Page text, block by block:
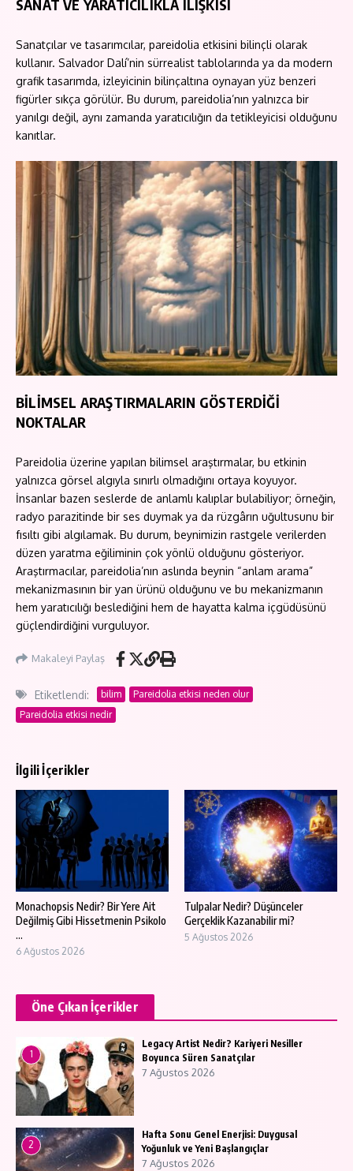
SANAT VE YARATICILIKLA İLİŞKİSİ
Sanatçılar ve tasarımcılar, pareidolia etkisini bilinçli olarak
kullanır. Salvador Dalí’nin sürrealist tablolarında ya da modern
grafik tasarımda, izleyicinin bilinçaltına oynayan yüz benzeri
figürler sıkça görülür. Bu durum, pareidolia’nın yalnızca bir
yanılgı değil, aynı zamanda yaratıcılığın da tetikleyicisi olduğunu
kanıtlar.
BİLİMSEL ARAŞTIRMALARIN GÖSTERDİĞİ
NOKTALAR
Pareidolia üzerine yapılan bilimsel araştırmalar, bu etkinin
yalnızca görsel algıyla sınırlı olmadığını ortaya koyuyor.
İnsanlar bazen seslerde de anlamlı kalıplar bulabiliyor; örneğin,
radyo parazitinde bir ses duymak ya da rüzgârın uğultusunu bir
fısıltı gibi algılamak. Bu durum, beynimizin rastgele verilerden
düzen yaratma eğiliminin çok yönlü olduğunu gösteriyor.
Araştırmacılar, pareidolia’nın aslında beynin “anlam arama”
mekanizmasının bir yan ürünü olduğunu ve bu mekanizmanın
hem yaratıcılığı beslediğini hem de hayatta kalma içgüdüsünü
güçlendirdiğini vurguluyor.
Makaleyi Paylaş
Etiketlendi: bilim
Pareidolia etkisi neden olur
Pareidolia etkisi nedir
İlgili İçerikler
Monachopsis Nedir? Bir Yere Ait
Değilmiş Gibi Hissetmenin Psikolo
...
6 Ağustos 2026
Tulpalar Nedir? Düşünceler
Gerçeklik Kazanabilir mi?
5 Ağustos 2026
Öne Çıkan İçerikler
1
Legacy Artist Nedir? Kariyeri Nesiller
Boyunca Süren Sanatçılar
7 Ağustos 2026
2
Hafta Sonu Genel Enerjisi: Duygusal
Yoğunluk ve Yeni Başlangıçlar
7 Ağustos 2026